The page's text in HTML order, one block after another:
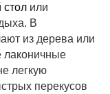
или
В
из дерева или
лаконичные
легкую
перекусов